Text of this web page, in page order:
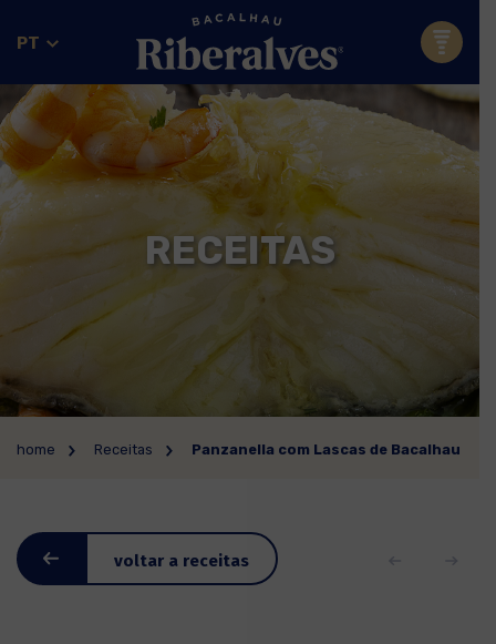
PT
RECEITAS
home Receitas Panzanella com Lascas de Bacalhau
voltar a receitas